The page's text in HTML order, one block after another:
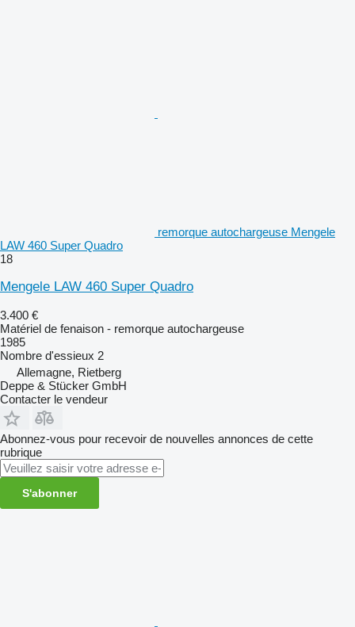
remorque autochargeuse Mengele
LAW 460 Super Quadro
18
Mengele LAW 460 Super Quadro
3.400 €
Matériel de fenaison - remorque autochargeuse
1985
Nombre d'essieux 2
Allemagne, Rietberg
Deppe & Stücker GmbH
Contacter le vendeur
Abonnez-vous pour recevoir de nouvelles annonces de cette
rubrique
S'abonner